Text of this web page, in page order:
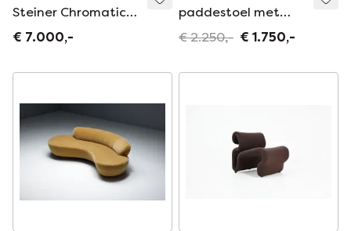
Steiner Chromatic
modulaire gebogen
€ 7.000,-
paddestoel met
poef F560
€ 2.250,- € 1.750,-